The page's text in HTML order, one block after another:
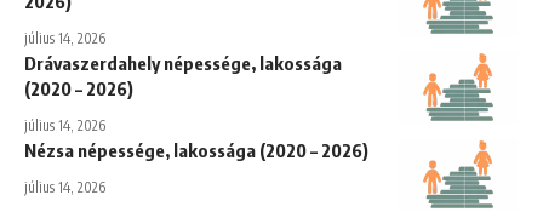
július 14, 2026
Drávaszerdahely népessége, lakossága
(2020 – 2026)
július 14, 2026
Nézsa népessége, lakossága (2020 – 2026)
július 14, 2026